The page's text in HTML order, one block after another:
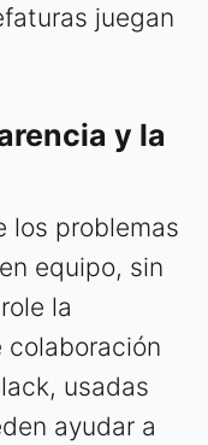
juegan
y la
los problemas
equipo, sin
la
colaboración
usadas
ayudar a